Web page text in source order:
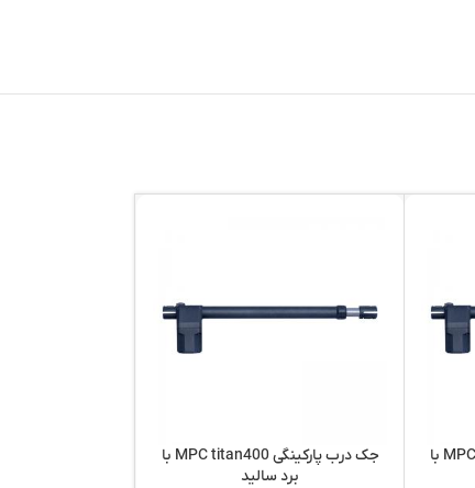
جک درب پارکینگی MPC titan400 با
جک درب پارکینگی MPC titan400 با
برد سالید